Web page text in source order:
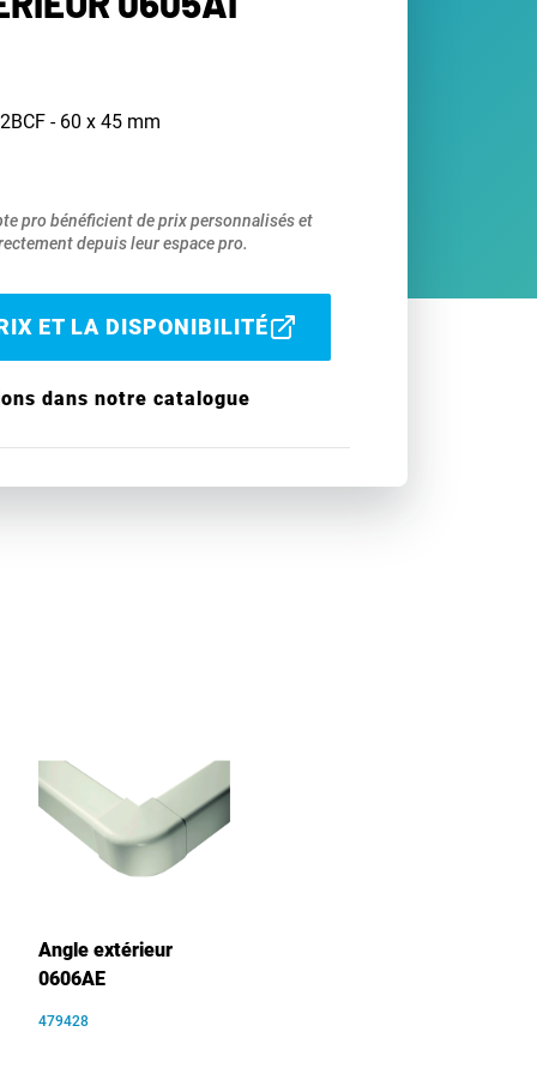
- 60 x 45 mm
pro bénéficient de prix personnalisés et
depuis leur espace pro.
ET LA DISPONIBILITÉ
dans notre catalogue
Angle extérieur
0606AE
479428